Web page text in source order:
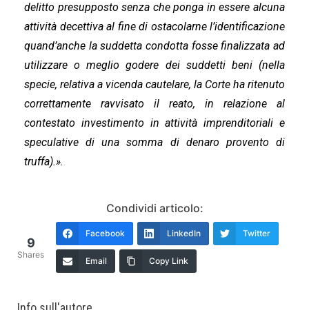
delitto presupposto senza che ponga in essere alcuna
attività decettiva al fine di ostacolarne l’identificazione
quand’anche la suddetta condotta fosse finalizzata ad
utilizzare o meglio godere dei suddetti beni (nella
specie, relativa a vicenda cautelare, la Corte ha ritenuto
correttamente ravvisato il reato, in relazione al
contestato investimento in attività imprenditoriali e
speculative di una somma di denaro provento di
truffa).».
Condividi articolo:
9
Shares
Facebook LinkedIn Twitter
Email Copy Link